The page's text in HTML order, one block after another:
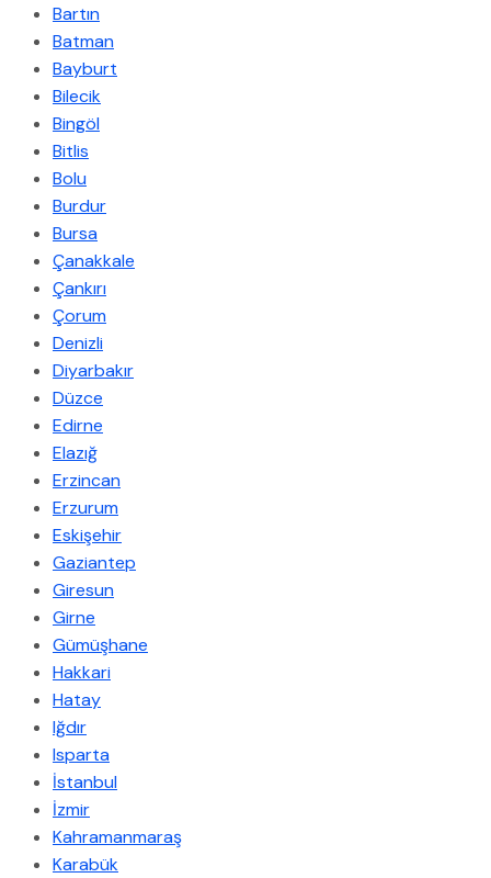
Bartın
Batman
Bayburt
Bilecik
Bingöl
Bitlis
Bolu
Burdur
Bursa
Çanakkale
Çankırı
Çorum
Denizli
Diyarbakır
Düzce
Edirne
Elazığ
Erzincan
Erzurum
Eskişehir
Gaziantep
Giresun
Girne
Gümüşhane
Hakkari
Hatay
Iğdır
Isparta
İstanbul
İzmir
Kahramanmaraş
Karabük